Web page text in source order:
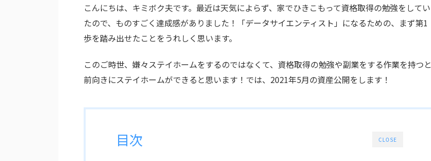
こんにちは、キミボク夫です。最近は天気によらず、家でひきこもって資格取得の勉強をしてい
たので、ものすごく達成感がありました！「データサイエンティスト」になるための、まず第1
歩を踏み出せたことをうれしく思います。
このご時世、嫌々ステイホームをするのではなくて、資格取得の勉強や副業をする作業を持つと
前向きにステイホームができると思います！では、2021年5月の資産公開をします！
CLOSE
目次